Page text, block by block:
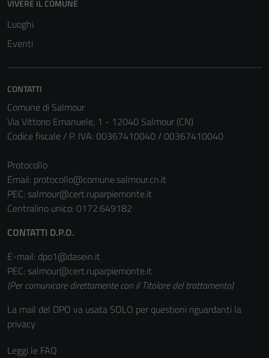
VIVERE IL COMUNE
Luoghi
Eventi
CONTATTI
Comune di Salmour
Via Vittorio Emanuele, 1 - 12040 Salmour (CN)
Codice fiscale / P. IVA: 00367410040 / 00367410040
Protocollo
Email: protocollo@comune.salmour.cn.it
PEC: salmour@cert.ruparpiemonte.it
Centralino unico: 0172.649182
CONTATTI D.P.O.
E-mail: dpo1@dasein.it
PEC: salmour@cert.ruparpiemonte.it
(Per comunicare direttamente con il Titolare del trattamento)
La mail del DPO va usata SOLO per questioni riguardanti la
privacy
Leggi le FAQ
del sito e non
Questi cookie
non raccolgono